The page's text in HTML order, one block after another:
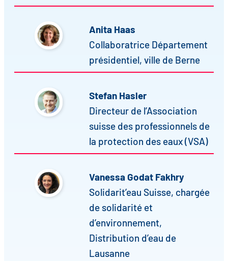
Anita Haas
Collaboratrice Département
présidentiel, ville de Berne
Stefan Hasler
Directeur de l’Association
suisse des professionnels de
la protection des eaux (VSA)
Vanessa Godat Fakhry
Solidarit’eau Suisse, chargée
de solidarité et
d’environnement,
Distribution d’eau de
Lausanne